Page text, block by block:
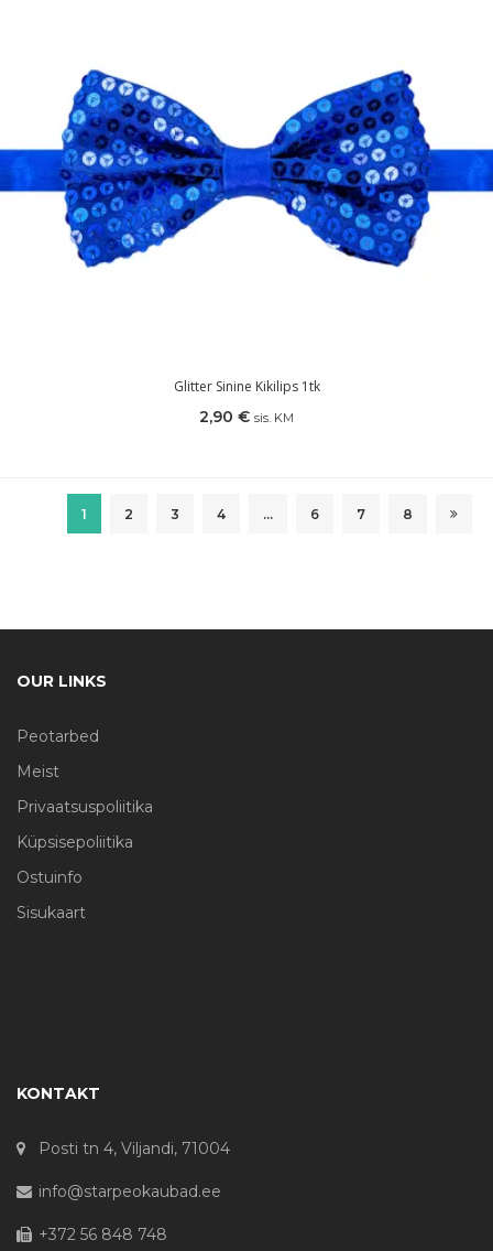
Glitter Sinine Kikilips 1tk
2,90 € sis. KM
1 2 3 4 … 6 7 8
OUR LINKS
Peotarbed
Meist
Privaatsuspoliitika
Küpsisepoliitika
Ostuinfo
Sisukaart
KONTAKT
Posti tn 4, Viljandi, 71004
info@starpeokaubad.ee
+372 56 848 748